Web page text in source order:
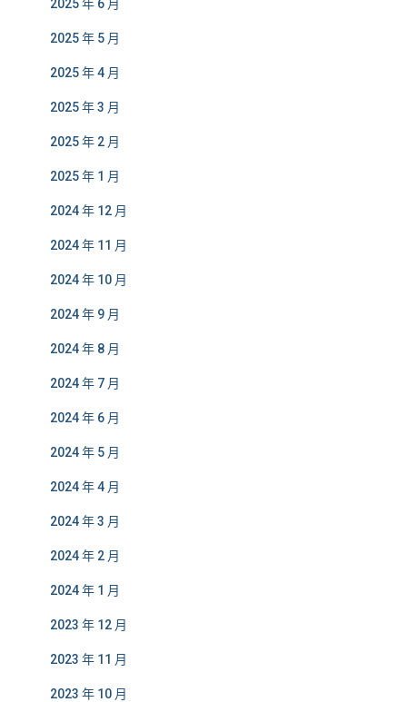
2025 年 6 月
2025 年 5 月
2025 年 4 月
2025 年 3 月
2025 年 2 月
2025 年 1 月
2024 年 12 月
2024 年 11 月
2024 年 10 月
2024 年 9 月
2024 年 8 月
2024 年 7 月
2024 年 6 月
2024 年 5 月
2024 年 4 月
2024 年 3 月
2024 年 2 月
2024 年 1 月
2023 年 12 月
2023 年 11 月
2023 年 10 月